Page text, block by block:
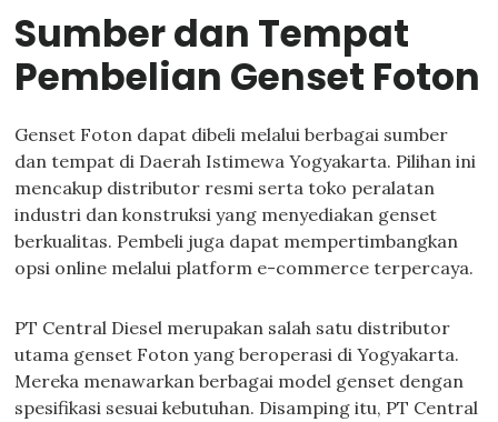
Sumber dan Tempat
Pembelian Genset Foton
Genset Foton dapat dibeli melalui berbagai sumber
dan tempat di Daerah Istimewa Yogyakarta. Pilihan ini
mencakup distributor resmi serta toko peralatan
industri dan konstruksi yang menyediakan genset
berkualitas. Pembeli juga dapat mempertimbangkan
opsi online melalui platform e-commerce terpercaya.
PT Central Diesel merupakan salah satu distributor
utama genset Foton yang beroperasi di Yogyakarta.
Mereka menawarkan berbagai model genset dengan
spesifikasi sesuai kebutuhan. Disamping itu, PT Central